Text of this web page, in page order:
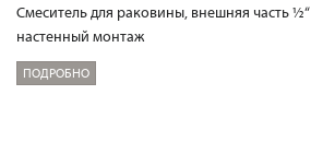
Смеситель для раковины, внешняя часть ½“
настенный монтаж
ПОДРОБНО